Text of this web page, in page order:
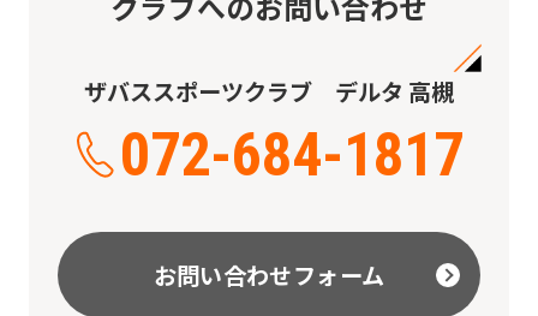
ザバススポーツクラブ デルタ 高槻
072-684-1817
お問い合わせフォーム